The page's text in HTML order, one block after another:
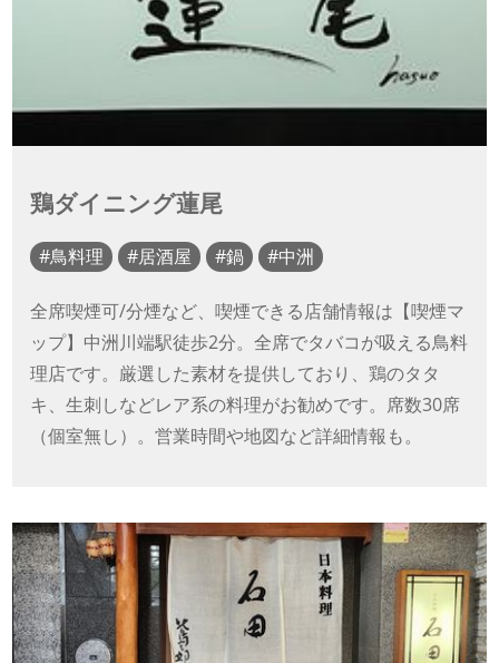
鶏ダイニング蓮尾
鳥料理 居酒屋 鍋 中洲
全席喫煙可/分煙など、喫煙できる店舗情報は【喫煙マ
ップ】中洲川端駅徒歩2分。全席でタバコが吸える鳥料
理店です。厳選した素材を提供しており、鶏のタタ
キ、生刺しなどレア系の料理がお勧めです。席数30席
（個室無し）。営業時間や地図など詳細情報も。